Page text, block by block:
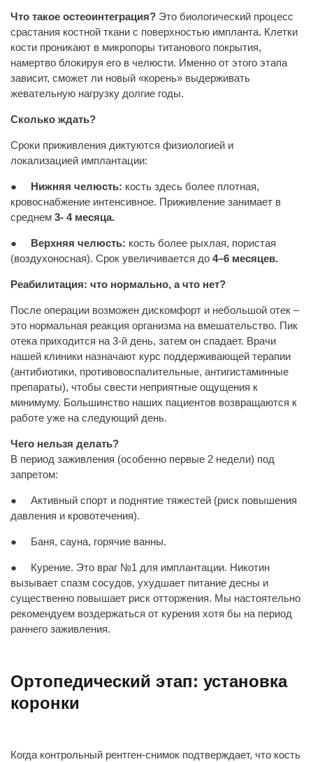
Что такое остеоинтеграция? Это биологический процесс
срастания костной ткани с поверхностью импланта. Клетки
кости проникают в микропоры титанового покрытия,
намертво блокируя его в челюсти. Именно от этого этапа
зависит, сможет ли новый «корень» выдерживать
жевательную нагрузку долгие годы.
Сколько ждать?
Сроки приживления диктуются физиологией и
локализацией имплантации:
● Нижняя челюсть: кость здесь более плотная,
кровоснабжение интенсивное. Приживление занимает в
среднем 3- 4 месяца.
● Верхняя челюсть: кость более рыхлая, пористая
(воздухоносная). Срок увеличивается до 4–6 месяцев.
Реабилитация: что нормально, а что нет?
После операции возможен дискомфорт и небольшой отек –
это нормальная реакция организма на вмешательство. Пик
отека приходится на 3-й день, затем он спадает. Врачи
нашей клиники назначают курс поддерживающей терапии
(антибиотики, противовоспалительные, антигистаминные
препараты), чтобы свести неприятные ощущения к
минимуму. Большинство наших пациентов возвращаются к
работе уже на следующий день.
Чего нельзя делать?
В период заживления (особенно первые 2 недели) под
запретом:
● Активный спорт и поднятие тяжестей (риск повышения
давления и кровотечения).
● Баня, сауна, горячие ванны.
● Курение. Это враг №1 для имплантации. Никотин
вызывает спазм сосудов, ухудшает питание десны и
существенно повышает риск отторжения. Мы настоятельно
рекомендуем воздержаться от курения хотя бы на период
раннего заживления.
Ортопедический этап: установка
коронки
Когда контрольный рентген-снимок подтверждает, что кость